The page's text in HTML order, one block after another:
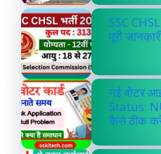
SSC
पूरी
नई वोटर
Status:
कैसे ठीक